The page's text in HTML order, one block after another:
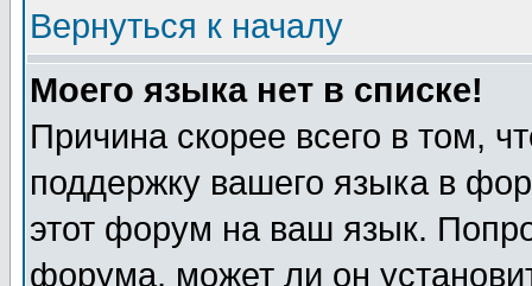
Вернуться к началу
Моего языка нет в списке!
Причина скорее всего в том,
поддержку вашего языка в
этот форум на ваш язык.
форума, может ли он